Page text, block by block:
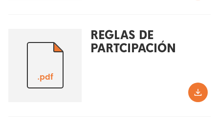
.pdf
REGLAS DE
PARTCIPACIÓN